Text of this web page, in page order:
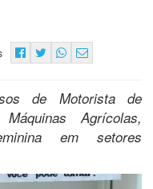
de Motorista de
Agrícolas,
em setores